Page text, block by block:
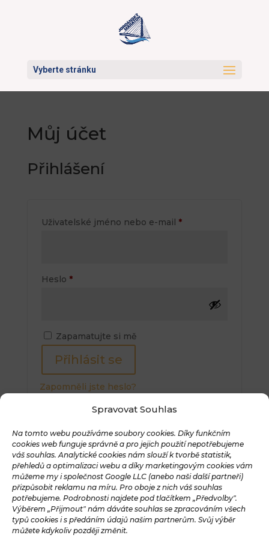
Spravovat Souhlas
Na tomto webu používáme soubory cookies. Díky funkčním
cookies web funguje správně a pro jejich použití nepotřebujeme
váš souhlas. Analytické cookies nám slouží k tvorbě statistik,
přehledů a optimalizaci webu a díky marketingovým cookies vám
můžeme my i společnost Google LLC (anebo naši další partneři)
přizpůsobit reklamu na míru. Pro oboje z nich váš souhlas
potřebujeme. Podrobnosti najdete pod tlačítkem „Předvolby".
Výběrem „Přijmout" nám dáváte souhlas se zpracováním všech
typů cookies i s předáním údajů našim partnerům. Svůj výběr
můžete kdykoliv později změnit.
Vyberte stránku
Můj účet
Přihlášení
Uživatelské jméno nebo e-mail *Povinné
Heslo *Povinné
Zapamatujte si mě
Přihlásit se
Zapomněli jste heslo?